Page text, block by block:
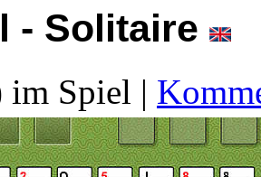
- Solitaire
im Spiel |